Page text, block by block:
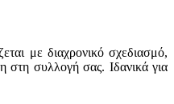
με διαχρονικό σχεδιασμό,
στη συλλογή σας. Ιδανικά για